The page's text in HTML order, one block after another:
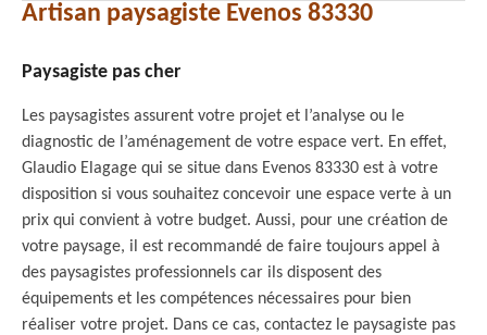
Artisan paysagiste Evenos 83330
Paysagiste pas cher
Les paysagistes assurent votre projet et l’analyse ou le
diagnostic de l’aménagement de votre espace vert. En effet,
Glaudio Elagage qui se situe dans Evenos 83330 est à votre
disposition si vous souhaitez concevoir une espace verte à un
prix qui convient à votre budget. Aussi, pour une création de
votre paysage, il est recommandé de faire toujours appel à
des paysagistes professionnels car ils disposent des
équipements et les compétences nécessaires pour bien
réaliser votre projet. Dans ce cas, contactez le paysagiste pas